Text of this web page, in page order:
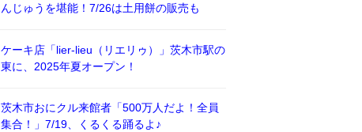
んじゅうを堪能！7/26は土用餅の販売も
ケーキ店「lier-lieu（リエリゥ）」茨木市駅の
東に、2025年夏オープン！
茨木市おにクル来館者「500万人だよ！全員
集合！」7/19、くるくる踊るよ♪